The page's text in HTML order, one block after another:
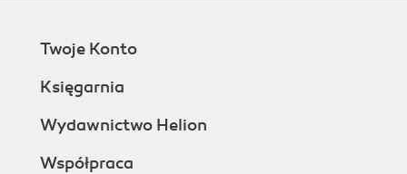
Twoje Konto
Księgarnia
Wydawnictwo Helion
Współpraca